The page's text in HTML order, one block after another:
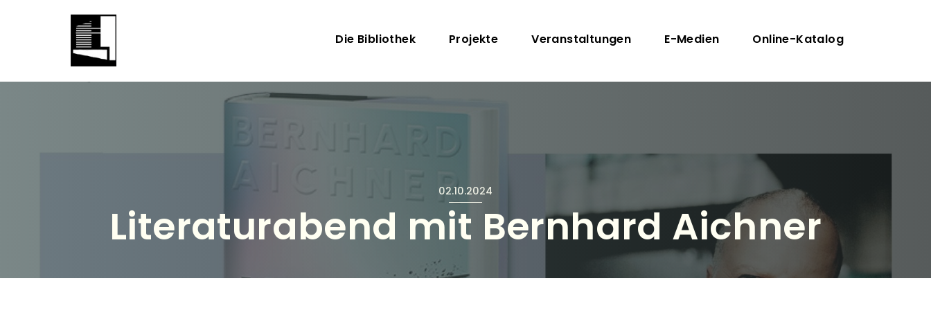
Hauptnavigation
Die Bibliothek Projekte Veranstaltungen E-Medien Online-Katalog
02.10.2024
Literaturabend mit Bernhard Aichner